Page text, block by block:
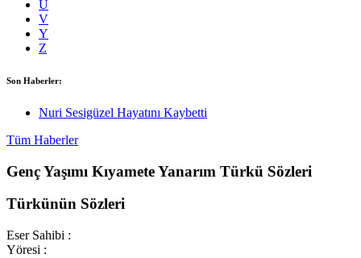
Ü
V
Y
Z
Son Haberler:
Nuri Sesigüzel Hayatını Kaybetti
Tüm Haberler
Genç Yaşımı Kıyamete Yanarım Türkü Sözleri
Türkünün Sözleri
Eser Sahibi :
Yöresi :